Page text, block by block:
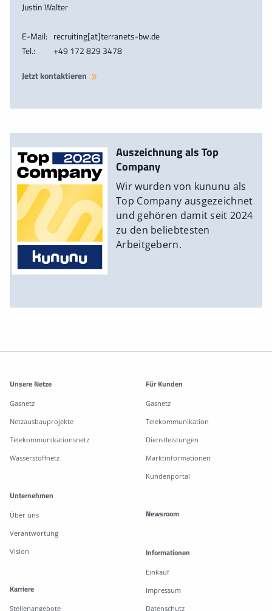
Justin Walter
E-Mail: recruiting[at]terranets-bw.de
Tel.:
+49 172 829 3478
Jetzt kontaktieren
Auszeichnung als Top
Company
Wir wurden von kununu als
Top Company ausgezeichnet
und gehören damit seit 2024
zu den beliebtesten
Arbeitgebern.
Weitere Informationen
Unsere Netze
Gasnetz
Netzausbauprojekte
Telekommunikationsnetz
Wasserstoffnetz
Für Kunden
Gasnetz
Telekommunikation
Dienstleistungen
Marktinformationen
Kundenportal
Unternehmen
Über uns
Verantwortung
Vision
Karriere
Stellenangebote
Newsroom
Informationen
Einkauf
Impressum
Datenschutz